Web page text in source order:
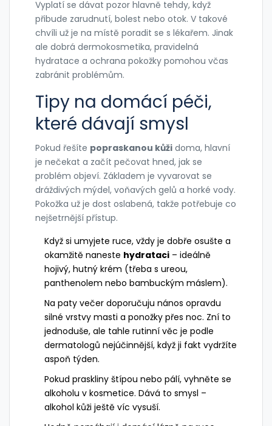
Vyplatí se dávat pozor hlavně tehdy, když
přibude zarudnutí, bolest nebo otok. V takové
chvíli už je na místě poradit se s lékařem. Jinak
ale dobrá dermokosmetika, pravidelná
hydratace a ochrana pokožky pomohou včas
zabránit problémům.
Tipy na domácí péči,
které dávají smysl
Pokud řešíte popraskanou kůži doma, hlavní
je nečekat a začít pečovat hned, jak se
problém objeví. Základem je vyvarovat se
dráždivých mýdel, voňavých gelů a horké vody.
Pokožka už je dost oslabená, takže potřebuje co
nejšetrnější přístup.
Když si umyjete ruce, vždy je dobře osušte a
okamžitě naneste hydrataci – ideálně
hojivý, hutný krém (třeba s ureou,
panthenolem nebo bambuckým máslem).
Na paty večer doporučuju nános opravdu
silné vrstvy masti a ponožky přes noc. Zní to
jednoduše, ale tahle rutinní věc je podle
dermatologů nejúčinnější, když ji fakt vydržíte
aspoň týden.
Pokud praskliny štípou nebo pálí, vyhněte se
alkoholu v kosmetice. Dává to smysl –
alkohol kůži ještě víc vysuší.